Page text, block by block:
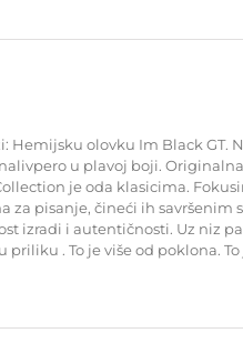
Hemijsku olovku Im Black GT.
u plavoj boji.
je oda klasicima.
pisanje, čineći ih
izradi i autentičnosti. Uz niz
. To je više od poklona. To